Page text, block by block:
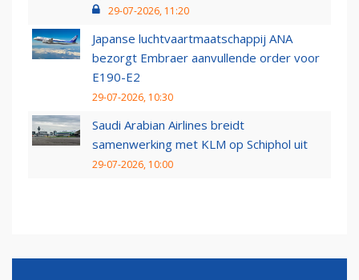
29-07-2026, 11:20
Japanse luchtvaartmaatschappij ANA
bezorgt Embraer aanvullende order voor
E190-E2
29-07-2026, 10:30
Saudi Arabian Airlines breidt
samenwerking met KLM op Schiphol uit
29-07-2026, 10:00